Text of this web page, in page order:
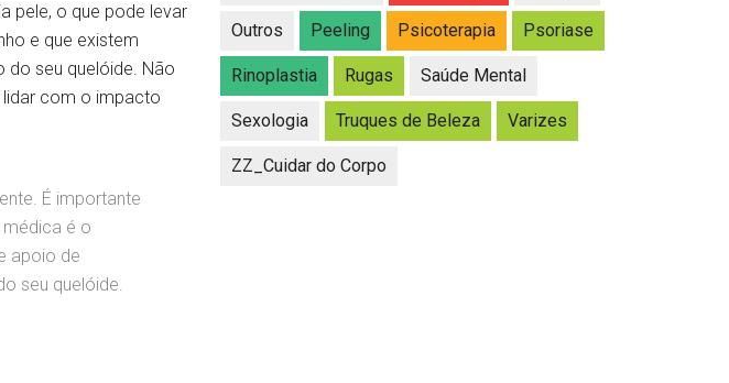
pele, o que pode levar
e que existem
do seu quelóide. Não
com o impacto
É importante
é o
apoio de
seu quelóide.
Outros Peeling Psicoterapia Psoriase
Rinoplastia Rugas Saúde Mental
Sexologia Truques de Beleza Varizes
ZZ_Cuidar do Corpo